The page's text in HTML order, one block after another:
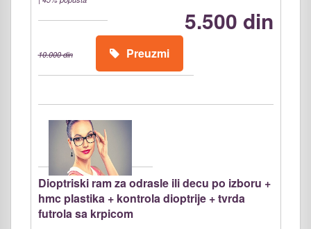
5.500 din
10.000 din Preuzmi
Dioptriski ram za odrasle ili decu po izboru +
hmc plastika + kontrola dioptrije + tvrda
futrola sa krpicom